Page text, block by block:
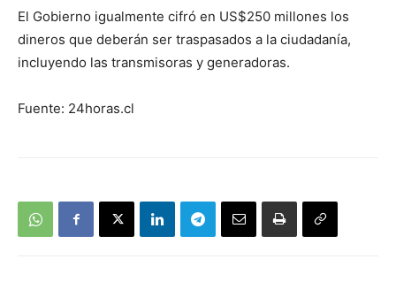
El Gobierno igualmente cifró en US$250 millones los
dineros que deberán ser traspasados a la ciudadanía,
incluyendo las transmisoras y generadoras.
Fuente: 24horas.cl